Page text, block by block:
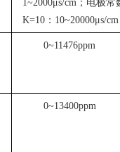
1~2000μs/cm；电极常
K=10：10~20000μs/cm
0~11476ppm
0~13400ppm